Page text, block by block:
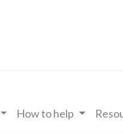
How to help